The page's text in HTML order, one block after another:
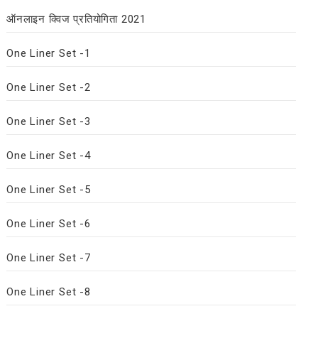
ऑनलाइन क्विज प्रतियोगिता 2021
One Liner Set -1
One Liner Set -2
One Liner Set -3
One Liner Set -4
One Liner Set -5
One Liner Set -6
One Liner Set -7
One Liner Set -8